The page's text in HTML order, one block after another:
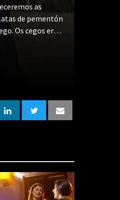
as
de pementón
Os cegos eran
cuartillas.
que tamén nos
vive soa,